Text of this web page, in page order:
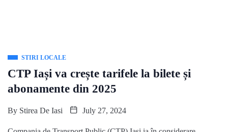
STIRI LOCALE
CTP Iași va crește tarifele la bilete și
abonamente din 2025
By Stirea De Iasi July 27, 2024